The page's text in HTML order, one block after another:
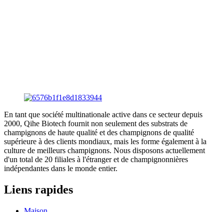
En tant que société multinationale active dans ce secteur depuis
2000, Qihe Biotech fournit non seulement des substrats de
champignons de haute qualité et des champignons de qualité
supérieure à des clients mondiaux, mais les forme également à la
culture de meilleurs champignons. Nous disposons actuellement
d'un total de 20 filiales à l'étranger et de champignonnières
indépendantes dans le monde entier.
Liens rapides